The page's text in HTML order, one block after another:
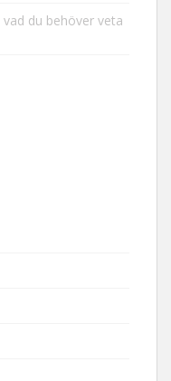
du behöver veta